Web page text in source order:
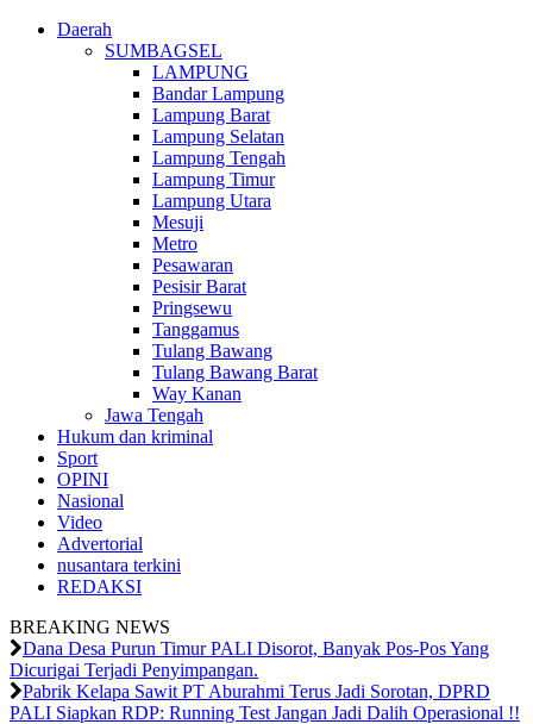
Daerah
SUMBAGSEL
LAMPUNG
Bandar Lampung
Lampung Barat
Lampung Selatan
Lampung Tengah
Lampung Timur
Lampung Utara
Mesuji
Metro
Pesawaran
Pesisir Barat
Pringsewu
Tanggamus
Tulang Bawang
Tulang Bawang Barat
Way Kanan
Jawa Tengah
Hukum dan kriminal
Sport
OPINI
Nasional
Video
Advertorial
nusantara terkini
REDAKSI
BREAKING NEWS
Dana Desa Purun Timur PALI Disorot, Banyak Pos-Pos Yang
Dicurigai Terjadi Penyimpangan.
Pabrik Kelapa Sawit PT Aburahmi Terus Jadi Sorotan, DPRD
PALI Siapkan RDP: Running Test Jangan Jadi Dalih Operasional !!